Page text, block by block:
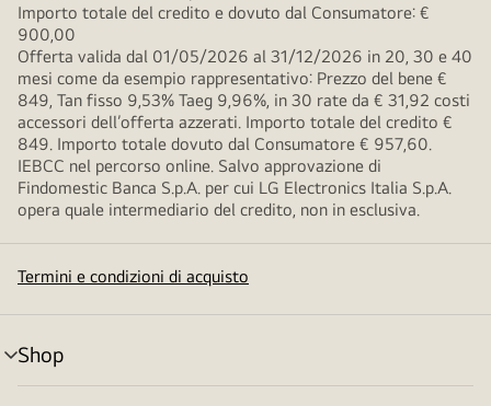
Importo totale del credito e dovuto dal Consumatore: €
900,00
Offerta valida dal 01/05/2026 al 31/12/2026 in 20, 30 e 40
mesi come da esempio rappresentativo: Prezzo del bene €
849, Tan fisso 9,53% Taeg 9,96%, in 30 rate da € 31,92 costi
accessori dell’offerta azzerati. Importo totale del credito €
849. Importo totale dovuto dal Consumatore € 957,60.
IEBCC nel percorso online. Salvo approvazione di
Findomestic Banca S.p.A. per cui LG Electronics Italia S.p.A.
opera quale intermediario del credito, non in esclusiva.
Termini e condizioni di acquisto
Shop
Attivazione
menu